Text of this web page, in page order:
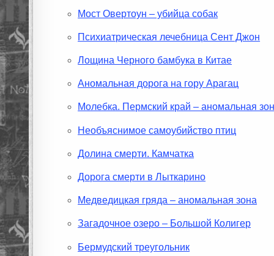
Мост Овертоун – убийца собак
Психиатрическая лечебница Сент Джон
Лощина Черного бамбука в Китае
Аномальная дорога на гору Арагац
Молебка. Пермский край – аномальная
Необъяснимое самоубийство птиц
Долина смерти. Камчатка
Дорога смерти в Лыткарино
Медведицкая гряда – аномальная зона
Загадочное озеро – Большой Колигер
Бермудский треугольник